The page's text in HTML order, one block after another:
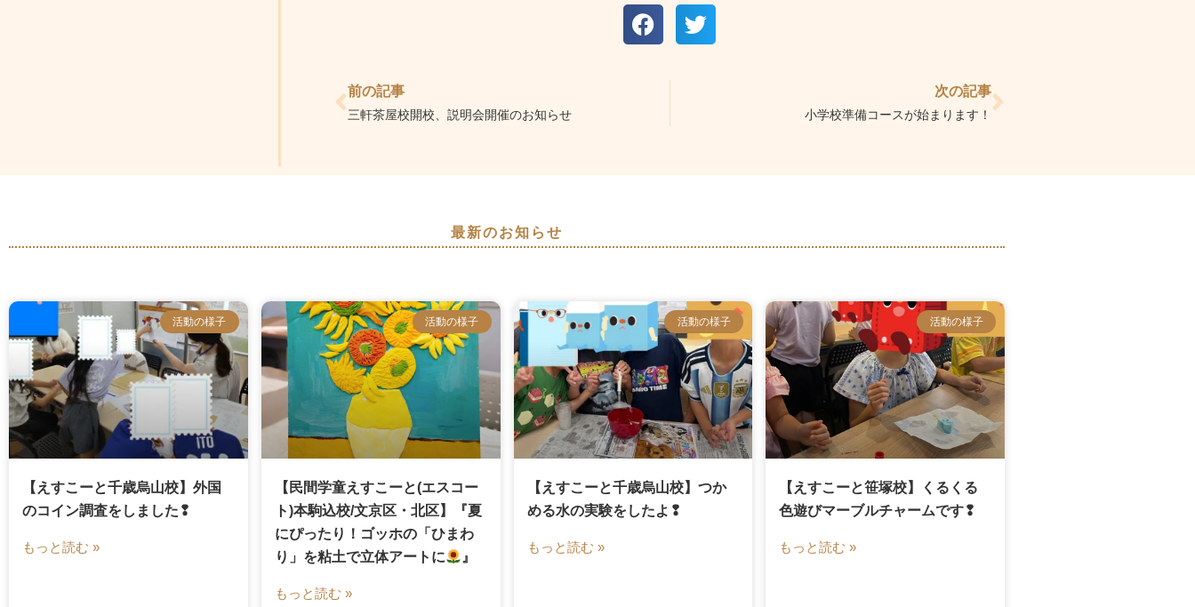
前の記事
三軒茶屋校開校、説明会開催のお知らせ
次の記事
小学校準備コースが始まります！
最新のお知らせ
活動の様子
【えすこーと千歳烏山校】外国
のコイン調査をしました❢
もっと読む »
活動の様子
【民間学童えすこーと(エスコー
ト)本駒込校/文京区・北区】『夏
にぴったり！ゴッホの「ひまわ
り」を粘土で立体アートに
』
もっと読む »
活動の様子
【えすこーと千歳烏山校】つか
める水の実験をしたよ❢
もっと読む »
活動の様子
【えすこーと笹塚校】くるくる
色遊びマーブルチャームです❢
もっと読む »